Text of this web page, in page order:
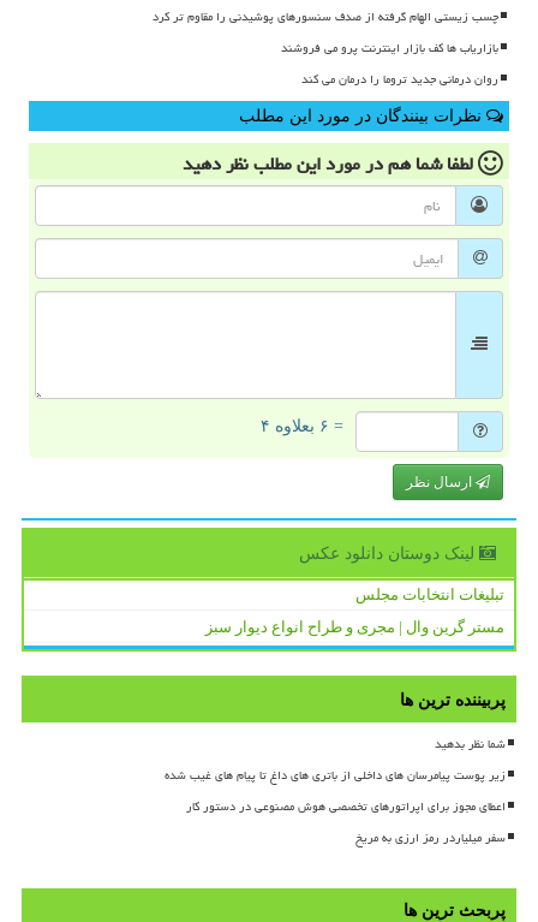
چسب زیستی الهام گرفته از صدف سنسورهای پوشیدنی را مقاوم تر کرد
بازاریاب ها کف بازار اینترنت پرو می فروشند
روان درمانی جدید تروما را درمان می کند
نظرات بینندگان در مورد این مطلب
لطفا شما همدر مورد این مطلبنظر دهید
= ۶ بعلاوه ۴
ارسال نظر
لینک دوستان دانلود عكس
تبلیغات انتخابات مجلس
مستر گرین وال | مجری و طراح انواع دیوار سبز
پربیننده ترین ها
شما نظر بدهید
زیر پوست پیامرسان های داخلی از باتری های داغ تا پیام های غیب شده
اعطای مجوز برای اپراتورهای تخصصی هوش مصنوعی در دستور کار
سفر میلیاردر رمز ارزی به مریخ
پربحث ترین ها